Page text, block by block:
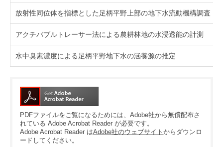
放射性同位体を指標とした足柄平野上部の地下水流動機構調査
アクチバブルトレーサー法による農耕林地の水浸透能の計測
水中臭素濃度による足柄平野地下水の涵養源の推定
PDFファイルをご覧になるためには、Adobe社から無償配布さ
れている Adobe Acrobat Reader が必要です。
Adobe Acrobat Reader はAdobe社のウェブサイト からダウンロ
ードしてください。